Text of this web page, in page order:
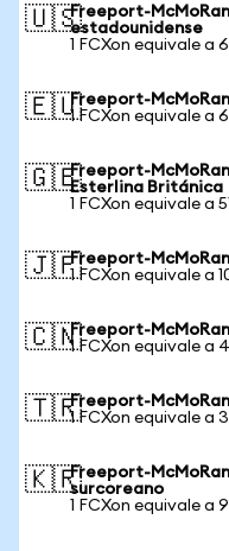
🇺🇸Freeport-
estadounidense
1 FCXon equivale a
🇪🇺Freeport-
1 FCXon equivale a
🇬🇧Freeport-
Esterlina Británica
1 FCXon equivale a
🇯🇵Freeport-
1 FCXon equivale a
🇨🇳Freeport-
1 FCXon equivale a
🇹🇷Freeport-
1 FCXon equivale a
🇰🇷Freeport-
surcoreano
1 FCXon equivale a